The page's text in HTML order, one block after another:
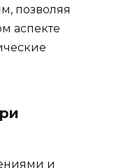
позволяя
аспекте
и